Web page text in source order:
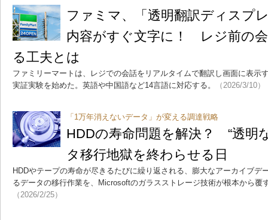
ファミマ、「透明翻訳ディスプ
内容がすぐ文字に！ レジ前の
る工夫とは
ファミリーマートは、レジでの会話をリアルタイムで翻訳し画面に表示
実証実験を始めた。英語や中国語など14言語に対応する。
（2026/3/10）
「1万年消えないデータ」が変える調達戦略
HDDの寿命問題を解決？ “透明
タ移行地獄を終わらせる日
HDDやテープの寿命が尽きるたびに繰り返される、膨大なアーカイブデ
るデータの移行作業を、Microsoftのガラスストレージ技術が根本から覆
（2026/2/25）